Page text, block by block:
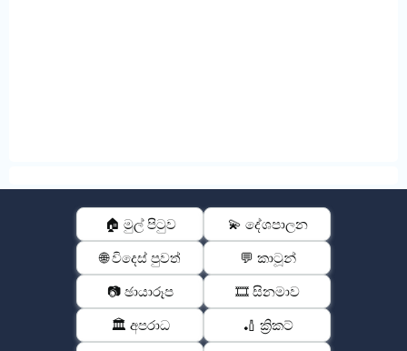
🏠 මුල් පිටුව 💫 දේශපාලන
🌐 විදෙස් පුවත් 💬 කාටූන්
📷 ඡායාරූප 🎞️ සිනමාව
🏛️ අපරාධ 🏏 ක්‍රිකට්